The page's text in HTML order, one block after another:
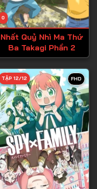
0
Nhất Quỷ Nhì Ma Thứ
Ba Takagi Phần 2
FHD
TẬP 12/12